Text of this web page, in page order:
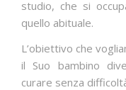
CONTATTI
studio, che si
quello abituale.
L’obiettivo che
il Suo bambino
curare senza